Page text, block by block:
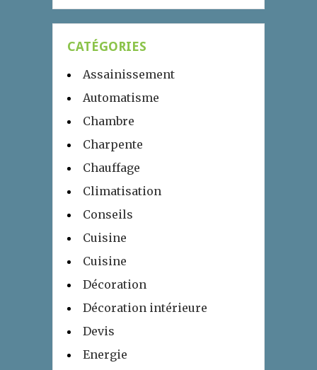
CATÉGORIES
Assainissement
Automatisme
Chambre
Charpente
Chauffage
Climatisation
Conseils
Cuisine
Cuisine
Décoration
Décoration intérieure
Devis
Energie